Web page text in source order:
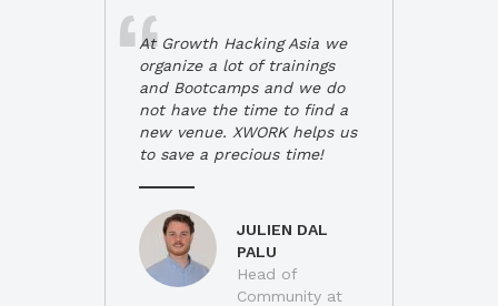
At Growth Hacking Asia we
organize a lot of trainings
and Bootcamps and we do
not have the time to find a
new venue. XWORK helps us
to save a precious time!
JULIEN DAL
PALU
Head of
Community at